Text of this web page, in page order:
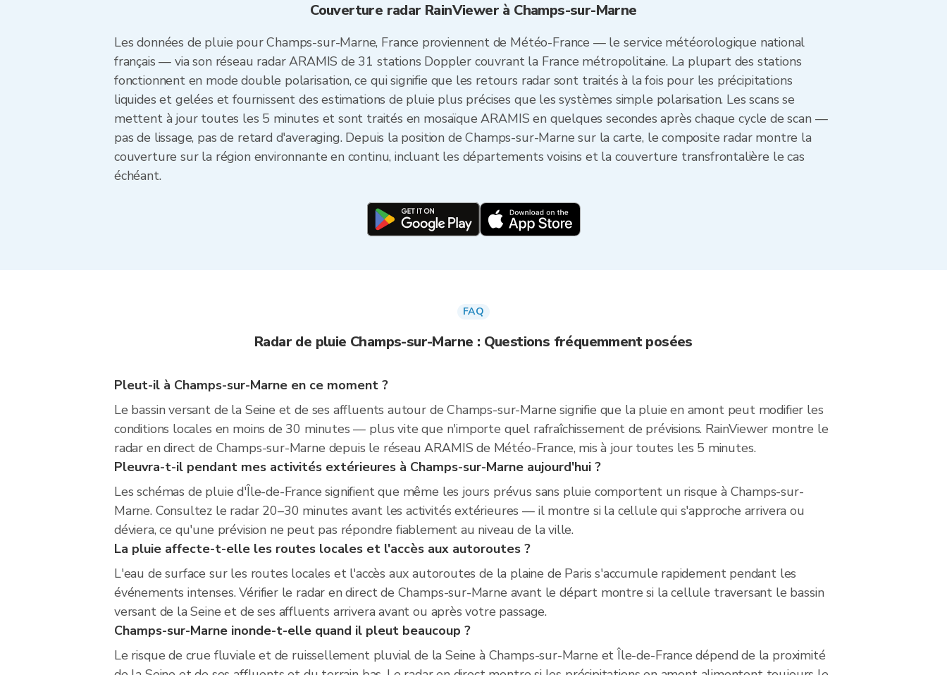
Couverture radar RainViewer à Champs-sur-Marne
Les données de pluie pour Champs-sur-Marne, France proviennent de Météo-France — le service météorologique national
français — via son réseau radar ARAMIS de 31 stations Doppler couvrant la France métropolitaine. La plupart des stations
fonctionnent en mode double polarisation, ce qui signifie que les retours radar sont traités à la fois pour les précipitations
liquides et gelées et fournissent des estimations de pluie plus précises que les systèmes simple polarisation. Les scans se
mettent à jour toutes les 5 minutes et sont traités en mosaïque ARAMIS en quelques secondes après chaque cycle de scan —
pas de lissage, pas de retard d'averaging. Depuis la position de Champs-sur-Marne sur la carte, le composite radar montre la
couverture sur la région environnante en continu, incluant les départements voisins et la couverture transfrontalière le cas
échéant.
FAQ
Radar de pluie Champs-sur-Marne : Questions fréquemment posées
Pleut-il à Champs-sur-Marne en ce moment ?
Le bassin versant de la Seine et de ses affluents autour de Champs-sur-Marne signifie que la pluie en amont peut modifier les
conditions locales en moins de 30 minutes — plus vite que n'importe quel rafraîchissement de prévisions. RainViewer montre le
radar en direct de Champs-sur-Marne depuis le réseau ARAMIS de Météo-France, mis à jour toutes les 5 minutes.
Pleuvra-t-il pendant mes activités extérieures à Champs-sur-Marne aujourd'hui ?
Les schémas de pluie d'Île-de-France signifient que même les jours prévus sans pluie comportent un risque à Champs-sur-
Marne. Consultez le radar 20–30 minutes avant les activités extérieures — il montre si la cellule qui s'approche arrivera ou
déviera, ce qu'une prévision ne peut pas répondre fiablement au niveau de la ville.
La pluie affecte-t-elle les routes locales et l'accès aux autoroutes ?
L'eau de surface sur les routes locales et l'accès aux autoroutes de la plaine de Paris s'accumule rapidement pendant les
événements intenses. Vérifier le radar en direct de Champs-sur-Marne avant le départ montre si la cellule traversant le bassin
versant de la Seine et de ses affluents arrivera avant ou après votre passage.
Champs-sur-Marne inonde-t-elle quand il pleut beaucoup ?
Le risque de crue fluviale et de ruissellement pluvial de la Seine à Champs-sur-Marne et Île-de-France dépend de la proximité